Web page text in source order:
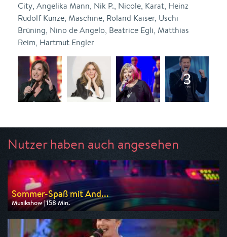
City, Angelika Mann, Nik P., Nicole, Karat, Heinz
Rudolf Kunze, Maschine, Roland Kaiser, Uschi
Brüning, Nino de Angelo, Beatrice Egli, Matthias
Reim, Hartmut Engler
Nutzer haben auch angesehen
Sommer-Spaß mit And...
Musikshow | 158 Min.
Ausgestrahlt von MDR
am 08.08.2026, 20:15